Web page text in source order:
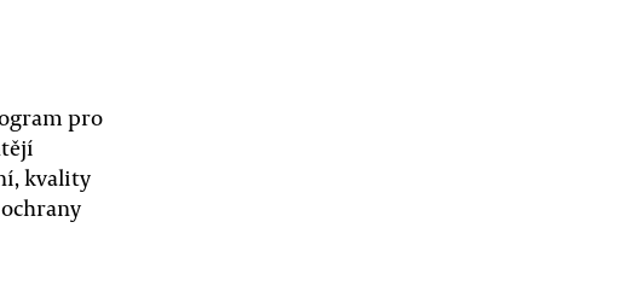
pro
kvality